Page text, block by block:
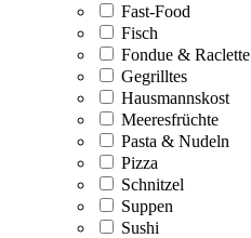
Fast-Food
Fisch
Fondue & Raclette
Gegrilltes
Hausmannskost
Meeresfrüchte
Pasta & Nudeln
Pizza
Schnitzel
Suppen
Sushi